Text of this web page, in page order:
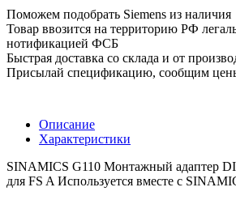
Поможем подобрать Siemens из наличия
Товар ввозится на территорию РФ
нотификацией ФСБ
Быстрая доставка со склада и от
Присылай спецификацию, сообщим
Описание
Характеристики
SINAMICS G110 Монтажный адаптер
для FS A Используется вместе с